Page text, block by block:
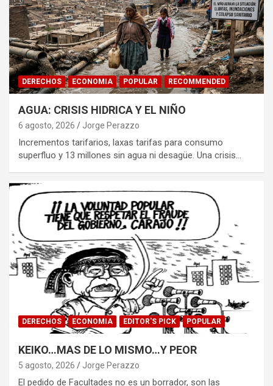
DERECHOS ECONOMIA POPULAR RECOMMENDED
AGUA: CRISIS HIDRICA Y EL NIÑO
6 agosto, 2026 Jorge Perazzo
Incrementos tarifarios, laxas tarifas para consumo
superfluo y 13 millones sin agua ni desagüe. Una crisis…
DERECHOS ECONOMIA EDITOR'S PICK POPULAR
KEIKO…MAS DE LO MISMO…Y PEOR
5 agosto, 2026 Jorge Perazzo
El pedido de Facultades no es un borrador, son las